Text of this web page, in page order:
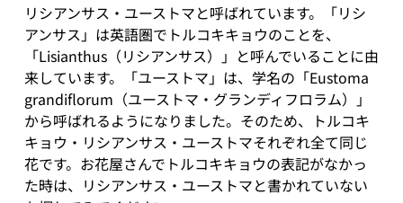
リシアンサス・ユーストマと呼ばれています。「リシ
アンサス」は英語圏でトルコキキョウのことを、
「Lisianthus（リシアンサス）」と呼んでいることに由
来しています。「ユーストマ」は、学名の「Eustoma
grandiflorum（ユーストマ・グランディフロラム）」
から呼ばれるようになりました。そのため、トルコキ
キョウ・リシアンサス・ユーストマそれぞれ全て同じ
花です。お花屋さんでトルコキキョウの表記がなかっ
た時は、リシアンサス・ユーストマと書かれていない